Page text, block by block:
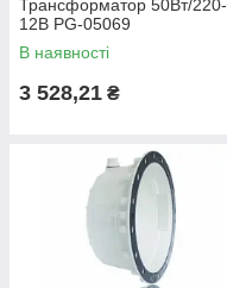
Трансформатор 50Вт/220-
12В PG-05069
В наявності
3 528,21 ₴